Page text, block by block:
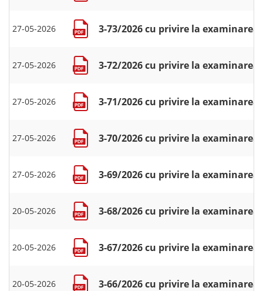
27-05-2026 3-73/2026 cu privire la
27-05-2026 3-72/2026 cu privire la
27-05-2026 3-71/2026 cu privire la
27-05-2026 3-70/2026 cu privire la
27-05-2026 3-69/2026 cu privire la
20-05-2026 3-68/2026 cu privire la
20-05-2026 3-67/2026 cu privire la
20-05-2026 3-66/2026 cu privire la